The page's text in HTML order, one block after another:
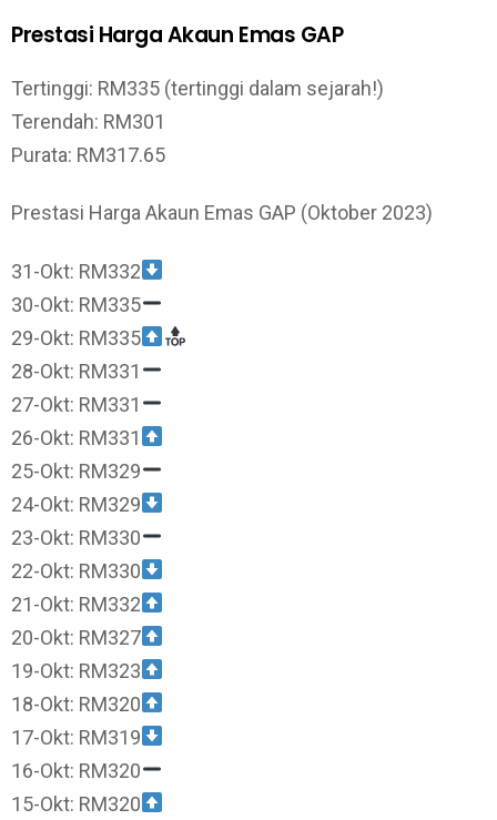
Prestasi Harga Akaun Emas GAP
Tertinggi: RM335 (tertinggi dalam sejarah!)
Terendah: RM301
Purata: RM317.65
Prestasi Harga Akaun Emas GAP (Oktober 2023)
31-Okt: RM332
30-Okt: RM335
29-Okt: RM335
28-Okt: RM331
27-Okt: RM331
26-Okt: RM331
25-Okt: RM329
24-Okt: RM329
23-Okt: RM330
22-Okt: RM330
21-Okt: RM332
20-Okt: RM327
19-Okt: RM323
18-Okt: RM320
17-Okt: RM319
16-Okt: RM320
15-Okt: RM320